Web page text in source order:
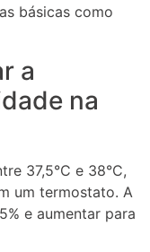
básicas como
a
na
37,5°C e 38°C,
um termostato. A
e aumentar para